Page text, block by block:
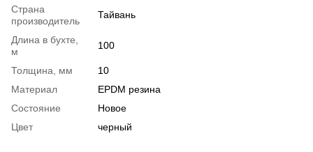
Страна
производитель
Тайвань
Длина в бухте,
м
100
Толщина, мм
10
Материал
EPDM резина
Состояние
Новое
Цвет
черный